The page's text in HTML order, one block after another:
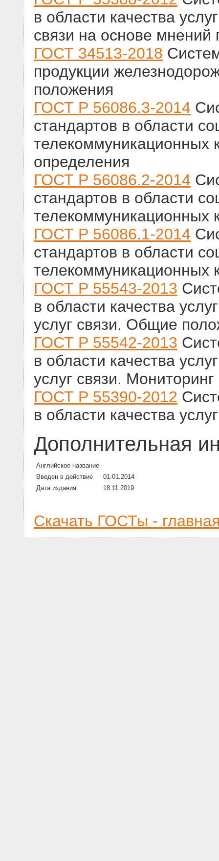
в области качества
связи на основе мнений
ГОСТ 34513-2018
продукции
положения
ГОСТ Р 56086.3-2014
стандартов в области
телекоммуникационных
определения
ГОСТ Р 56086.2-2014
стандартов в области
телекоммуникационных
ГОСТ Р 56086.1-2014
стандартов в области
ГОСТ Р 55543-2013
в области качества
услуг связи. Общие
ГОСТ Р 55542-2013
в области качества
услуг связи. Мониторинг
ГОСТ Р 55390-2012
в области качества
Дополнительная
Английское название
Введен в действие
01.01.2014
Дата издания
18.11.2019
Скачать ГОСТы -